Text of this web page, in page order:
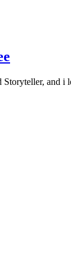
Storyteller, and i